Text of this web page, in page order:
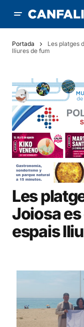
Portada
Les platges
lliures de fum
Les
Joiosa
espais